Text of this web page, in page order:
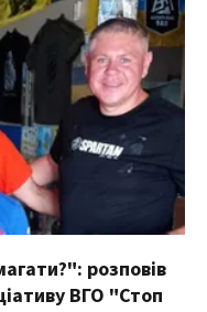
розповів
ВГО "Стоп